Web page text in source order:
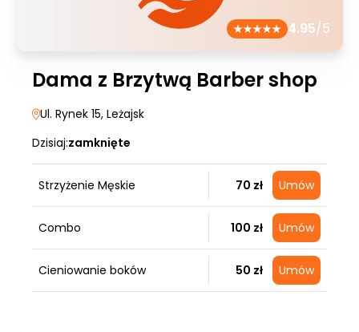
4.95/5
Dama z Brzytwą Barber shop
Ul. Rynek 15, Leżajsk
Dzisiaj:zamknięte
Strzyżenie Męskie 70 zł Umów
Combo 100 zł Umów
Cieniowanie boków 50 zł Umów